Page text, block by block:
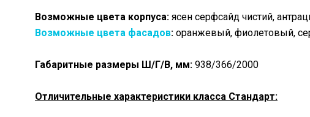
Возможные цвета корпуса: ясен серфсайд чистий,
Возможные цвета фасадов: оранжевый, фиолетовый,
Габаритные размеры Ш/Г/В, мм: 938/366/2000
Отличительные характеристики класса Стандарт: